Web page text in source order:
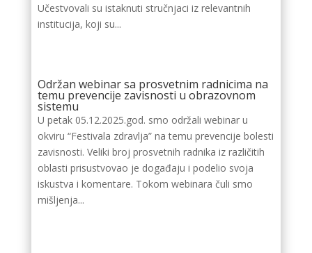
Učestvovali su istaknuti stručnjaci iz relevantnih
institucija, koji su...
Održan webinar sa prosvetnim radnicima na
temu prevencije zavisnosti u obrazovnom
sistemu
U petak 05.12.2025.god. smo održali webinar u
okviru “Festivala zdravlja” na temu prevencije bolesti
zavisnosti. Veliki broj prosvetnih radnika iz različitih
oblasti prisustvovao je događaju i podelio svoja
iskustva i komentare. Tokom webinara čuli smo
mišljenja...